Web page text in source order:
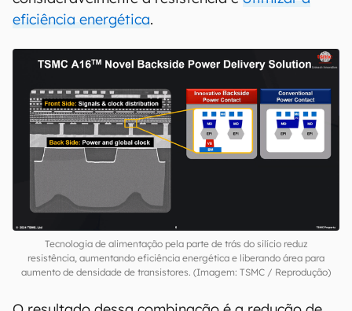
eficiência energética.
Tecnologia de alimentação pela parte de trás do silício reduz
resistência, aumentando eficiência energética e liberando área para
aumento de densidade de transistores. (Imagem: TSMC / Reprodução)